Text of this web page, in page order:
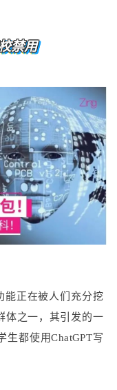
禁用
能正在被人们充分挖
体之一，其引发的一
生都使用ChatGPT写